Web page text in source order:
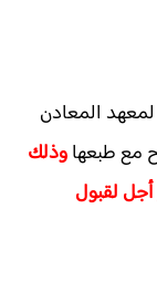
لمعهد المعادن
مع طبعهاوذلك
12 ليلا كآخر أجل لقبول